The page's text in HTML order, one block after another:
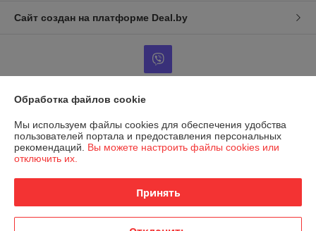
Сайт создан на платформе Deal.by
Юридическое лицо:ООО Фараон-трейд
246050 г. Гомель, ул. Гагарина, 49, офис 1-10
комитет
Обработка файлов cookie
Мы используем файлы cookies для обеспечения удобства
пользователей портала и предоставления персональных
рекомендаций. Вы можете настроить файлы cookies или
отключить их.
Принять